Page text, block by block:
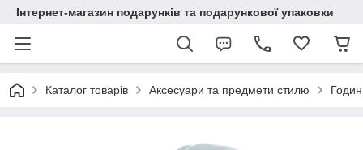
Інтернет-магазин подарунків та подарункової упаковки
Каталог товарів Аксесуари та предмети стилю